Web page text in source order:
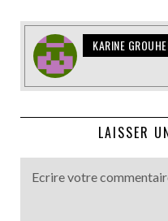
KARINE
LAISSER